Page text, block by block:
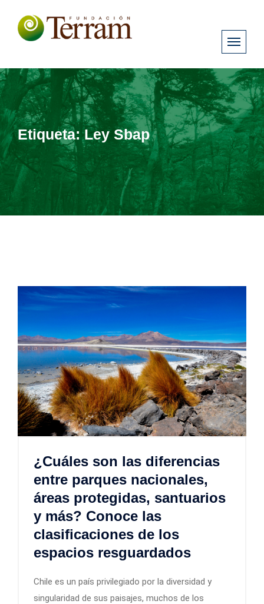
Etiqueta:Ley Sbap
¿Cuáles son las diferencias
entre parques nacionales,
áreas protegidas, santuarios
y más? Conoce las
clasificaciones de los
espacios resguardados
Chile es un país privilegiado por la diversidad y
singularidad de sus paisajes, muchos de los